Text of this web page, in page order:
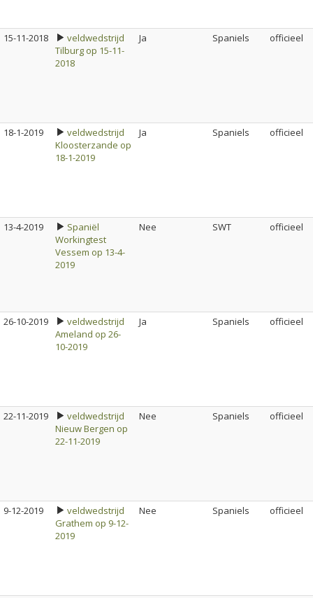
15-11-2018
veldwedstrijd
Tilburg op 15-11-
2018
Ja Spaniels officieel
18-1-2019
veldwedstrijd
Kloosterzande op
18-1-2019
Ja Spaniels officieel
13-4-2019
Spaniël
Workingtest
Vessem op 13-4-
2019
Nee SWT officieel
26-10-2019
veldwedstrijd
Ameland op 26-
10-2019
Ja Spaniels officieel
22-11-2019
veldwedstrijd
Nieuw Bergen op
22-11-2019
Nee Spaniels officieel
9-12-2019
veldwedstrijd
Grathem op 9-12-
2019
Nee Spaniels officieel